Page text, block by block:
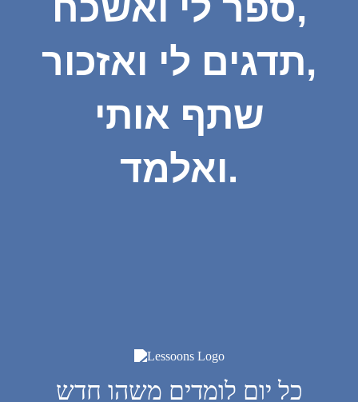
תדגים לי ואזכור,
שתף אותי
ואלמד.
כל יום לומדים משהו חדש